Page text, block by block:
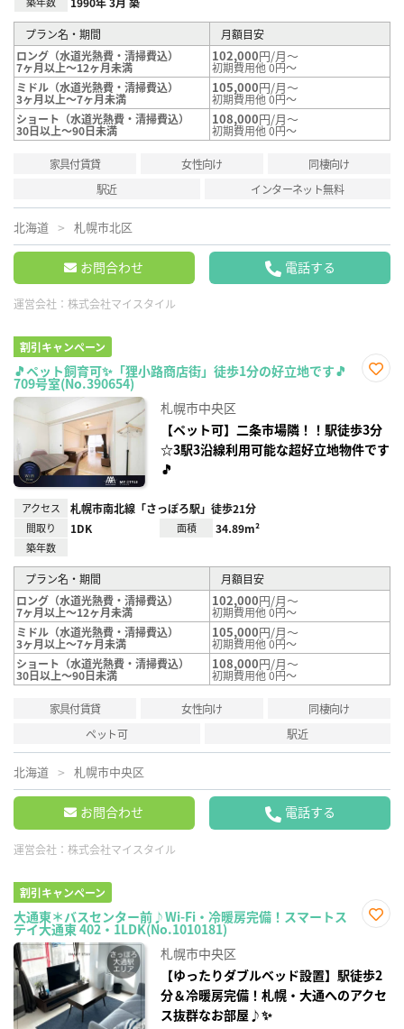
プラン名・期間
月額目安
ロング（水道光熱費・清掃費込）
7ヶ月以上～12ヶ月未満
102,000円/月～
初期費用他 0円～
ミドル（水道光熱費・清掃費込）
3ヶ月以上～7ヶ月未満
105,000円/月～
初期費用他 0円～
ショート（水道光熱費・清掃費込）
30日以上～90日未満
108,000円/月～
初期費用他 0円～
家具付賃貸 女性向け
同棲向け
駅近
インターネット無料
北海道 札幌市北区
お問合わせ 電話する
運営会社： 株式会社マイスタイル
割引キャンペーン
🎵ペット飼育可✨「狸小路商店街」徒歩1分の好立地です🎵
709号室(No.390654)
録
札幌市中央区
【ペット可】二条市場隣！！駅徒歩3分
☆3駅3沿線利用可能な超好立地物件です
🎵
アクセス 札幌市南北線「さっぽろ駅」徒歩21分
間取り 1DK 面積 34.89m²
築年数
プラン名・期間
月額目安
ロング（水道光熱費・清掃費込）
7ヶ月以上～12ヶ月未満
102,000円/月～
初期費用他 0円～
ミドル（水道光熱費・清掃費込）
3ヶ月以上～7ヶ月未満
105,000円/月～
初期費用他 0円～
ショート（水道光熱費・清掃費込）
30日以上～90日未満
108,000円/月～
初期費用他 0円～
家具付賃貸 女性向け
同棲向け
ペット可
駅近
北海道 札幌市中央区
お問合わせ 電話する
運営会社： 株式会社マイスタイル
割引キャンペーン
大通東＊バスセンター前♪Wi-Fi・冷暖房完備！スマートス
テイ大通東 402・1LDK(No.1010181)
録
札幌市中央区
【ゆったりダブルベッド設置】駅徒歩2
分＆冷暖房完備！札幌・大通へのアクセ
ス抜群なお部屋♪✨